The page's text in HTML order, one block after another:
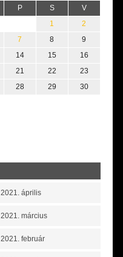
P S V
1
2
7 8
9
14 15
16
21 22
23
28 29
30
2021. április
2021. március
2021. február